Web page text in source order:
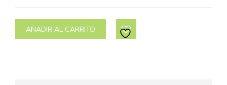
AÑADIR AL CARRITO